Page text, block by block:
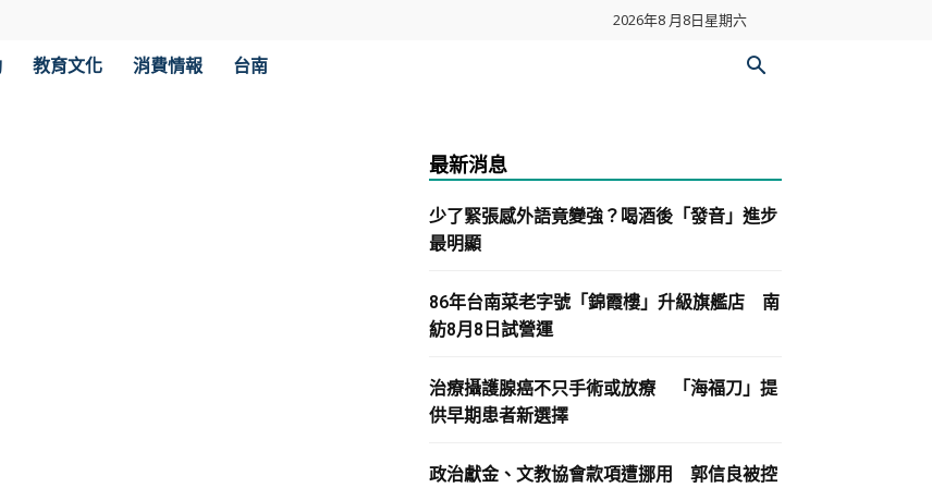
2026年8 月8日星期六
教育文化 消費情報 台南
最新消息
少了緊張感外語竟變強？喝酒後「發音」進步
最明顯
86年台南菜老字號「錦霞樓」升級旗艦店 南
紡8月8日試營運
治療攝護腺癌不只手術或放療 「海福刀」提
供早期患者新選擇
政治獻金、文教協會款項遭挪用 郭信良被控